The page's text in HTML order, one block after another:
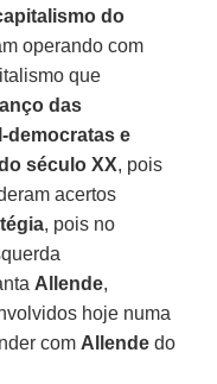
do
operando com
que
das
democratas e
século XX, pois
acertos
, pois no
Allende,
hoje numa
com Allendedo